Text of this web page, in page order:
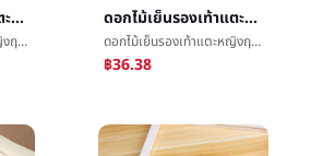
ดอกไม้เย็นรองเท้าแตะหญิงฤดูร้อนข้างนอกสวมใส่แบนสามารถเปียกน้ำริมทะเลรูปแฉกแนวตั้งลากการแข่งขันกระโปรงโพซี่ย์Miaรองเท้าแตะ
ดอกไม้เย็นรองเท้าแตะหญิงฤดูร้อนข้างนอกสวมใส่แบนสามารถเปียกน้ำริมทะเลรูปแฉกแนวตั้งลากการแข่งขันกระโปรงโพซี่ย์Miaรองเท้าแตะ
ดอกไม้เย็นรองเท้าแตะหญิงฤดูร้อนข้างนอกสวมใส่แบนสามารถเปียกน้ำริมทะเลรูปแฉกแนวตั้งลากการแข่งขันกระโปรงโพซี่ย์Miaรองเท้าแตะ
ดอกไม้เย็นรองเท้าแตะหญิงฤดูร้อนข้างนอกสวมใส่แบนสามารถเปียกน้ำริมทะเลรูปแฉกแนวตั้งลากการแข่งขันกระโปรงโพซี่ย์Miaรองเท้าแตะ
฿36.38